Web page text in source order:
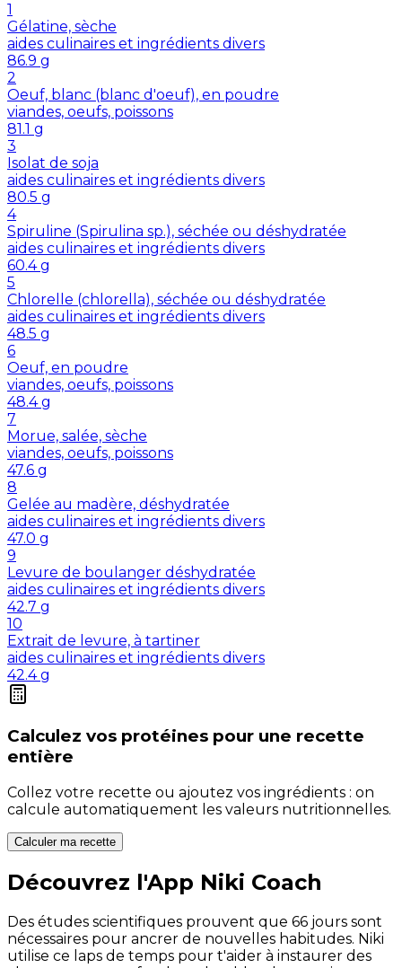
1
Gélatine, sèche
aides culinaires et ingrédients divers
86.9 g
2
Oeuf, blanc (blanc d'oeuf), en poudre
viandes, oeufs, poissons
81.1 g
3
Isolat de soja
aides culinaires et ingrédients divers
80.5 g
4
Spiruline (Spirulina sp.), séchée ou déshydratée
aides culinaires et ingrédients divers
60.4 g
5
Chlorelle (chlorella), séchée ou déshydratée
aides culinaires et ingrédients divers
48.5 g
6
Oeuf, en poudre
viandes, oeufs, poissons
48.4 g
7
Morue, salée, sèche
viandes, oeufs, poissons
47.6 g
8
Gelée au madère, déshydratée
aides culinaires et ingrédients divers
47.0 g
9
Levure de boulanger déshydratée
aides culinaires et ingrédients divers
42.7 g
10
Extrait de levure, à tartiner
aides culinaires et ingrédients divers
42.4 g
Calculez vos protéines pour une recette
entière
Collez votre recette ou ajoutez vos ingrédients : on
calcule automatiquement les valeurs nutritionnelles.
Calculer ma recette
Découvrez l'App Niki Coach
Des études scientifiques prouvent que 66 jours sont
nécessaires pour ancrer de nouvelles habitudes. Niki
utilise ce laps de temps pour t'aider à instaurer des